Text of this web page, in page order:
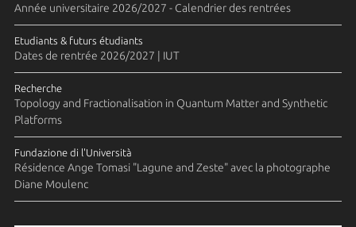
Année universitaire 2026/2027 - Calendrier des rentrées
Etudiants & futurs étudiants
Dates de rentrée 2026/2027 | IUT
Recherche
Topology and Fractionalisation in Quantum Matter and Synthetic
Platforms
Fundazione di l'Università
Résidence Ange Tomasi "Lagune and Zeste" avec la photographe
Diane Moulenc